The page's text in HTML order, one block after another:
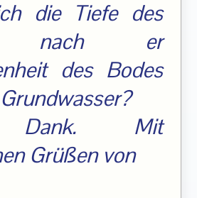
die Tiefe des
nach er
des Bodes
Dank. Mit
Grüßen von